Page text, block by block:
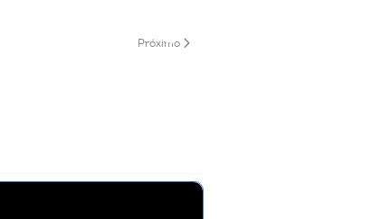
Próximo artigo: InovaCoop Videocast: a força
Próximo